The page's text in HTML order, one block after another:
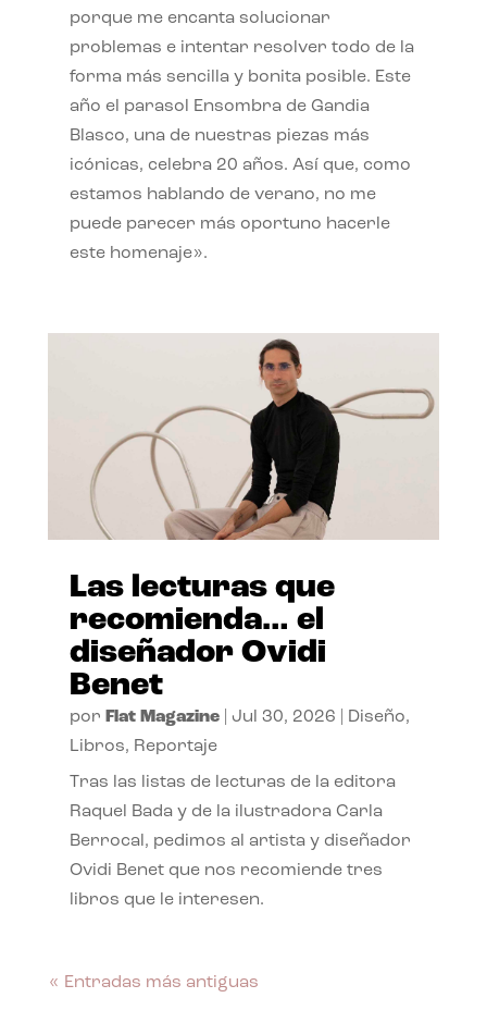
porque me encanta solucionar
problemas e intentar resolver todo de la
forma más sencilla y bonita posible. Este
año el parasol Ensombra de Gandia
Blasco, una de nuestras piezas más
icónicas, celebra 20 años. Así que, como
estamos hablando de verano, no me
puede parecer más oportuno hacerle
este homenaje».
Las lecturas que
recomienda… el
diseñador Ovidi
Benet
por Flat Magazine| Jul 30, 2026 Diseño,
Libros, Reportaje
Tras las listas de lecturas de la editora
Raquel Bada y de la ilustradora Carla
Berrocal, pedimos al artista y diseñador
Ovidi Benet que nos recomiende tres
libros que le interesen.
« Entradas más antiguas